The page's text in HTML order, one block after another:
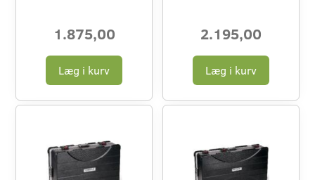
1.875,00
Læg i kurv
2.195,00
Læg i kurv